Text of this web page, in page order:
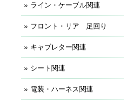
ライン・ケーブル関連
フロント・リア 足回り
キャブレター関連
シート関連
電装・ハーネス関連